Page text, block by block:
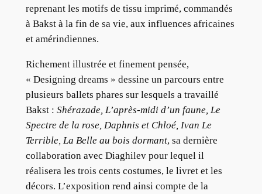
reprenant les motifs de tissu imprimé, commandés
à Bakst à la fin de sa vie, aux influences africaines
et amérindiennes.
Richement illustrée et finement pensée,
« Designing dreams » dessine un parcours entre
plusieurs ballets phares sur lesquels a travaillé
Bakst : Shérazade, L’après-midi d’un faune, Le
Spectre de la rose, Daphnis et Chloé, Ivan Le
Terrible, La Belle au bois dormant, sa dernière
collaboration avec Diaghilev pour lequel il
réalisera les trois cents costumes, le livret et les
décors. L’exposition rend ainsi compte de la